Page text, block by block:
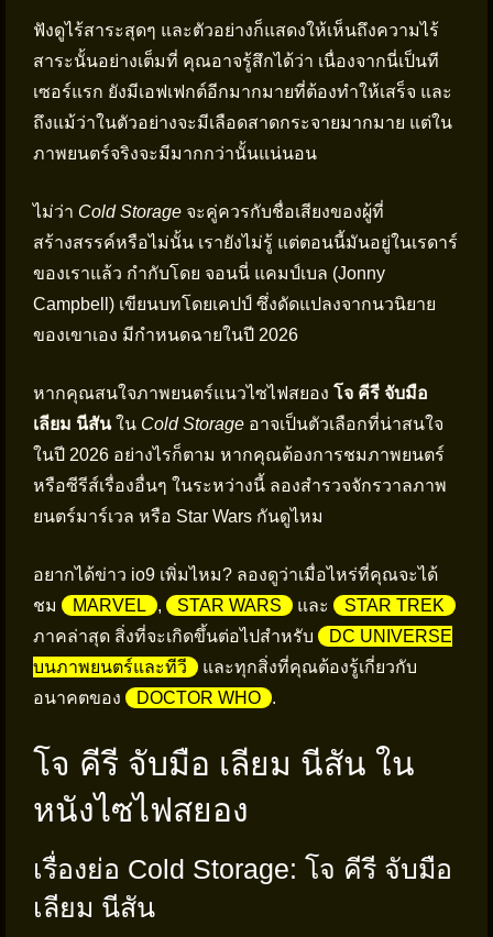
ฟังดูไร้สาระสุดๆ และตัวอย่างก็แสดงให้เห็นถึงความไร้
สาระนั้นอย่างเต็มที่ คุณอาจรู้สึกได้ว่า เนื่องจากนี่เป็นที
เซอร์แรก ยังมีเอฟเฟกต์อีกมากมายที่ต้องทำให้เสร็จ และ
ถึงแม้ว่าในตัวอย่างจะมีเลือดสาดกระจายมากมาย แต่ใน
ภาพยนตร์จริงจะมีมากกว่านั้นแน่นอน
ไม่ว่า Cold Storage จะคู่ควรกับชื่อเสียงของผู้ที่
สร้างสรรค์หรือไม่นั้น เรายังไม่รู้ แต่ตอนนี้มันอยู่ในเรดาร์
ของเราแล้ว กำกับโดย จอนนี่ แคมป์เบล (Jonny
Campbell) เขียนบทโดยเคปป์ ซึ่งดัดแปลงจากนวนิยาย
ของเขาเอง มีกำหนดฉายในปี 2026
หากคุณสนใจภาพยนตร์แนวไซไฟสยอง โจ คีรี จับมือ
เลียม นีสันใน Cold Storage อาจเป็นตัวเลือกที่น่าสนใจ
ในปี 2026 อย่างไรก็ตาม หากคุณต้องการชมภาพยนตร์
หรือซีรีส์เรื่องอื่นๆ ในระหว่างนี้ ลองสำรวจจักรวาลภาพ
ยนตร์มาร์เวล หรือ Star Wars กันดูไหม
อยากได้ข่าว io9 เพิ่มไหม? ลองดูว่าเมื่อไหร่ที่คุณจะได้
ชม
MARVEL , STAR WARS และ
STAR TREK
ภาคล่าสุด สิ่งที่จะเกิดขึ้นต่อไปสำหรับ
DC UNIVERSE
บนภาพยนตร์และทีวี
และทุกสิ่งที่คุณต้องรู้เกี่ยวกับ
อนาคตของ
DOCTOR WHO .
โจ คีรี จับมือ เลียม นีสัน ใน
หนังไซไฟสยอง
เรื่องย่อ Cold Storage: โจ คีรี จับมือ
เลียม นีสัน